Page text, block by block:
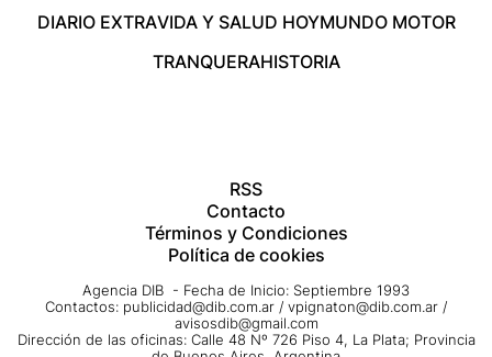
DIARIO EXTRAVIDA Y SALUD HOYMUNDO MOTOR
TRANQUERAHISTORIA
RSS
Contacto
Términos y Condiciones
Política de cookies
Agencia DIB - Fecha de Inicio: Septiembre 1993
Contactos: publicidad@dib.com.ar / vpignaton@dib.com.ar /
avisosdib@gmail.com
Dirección de las oficinas: Calle 48 Nº 726 Piso 4, La Plata; Provincia